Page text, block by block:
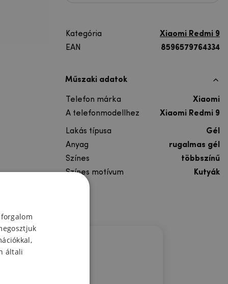
Kategória
Xiaomi Redmi 9
EAN
8596579764334
Műszaki adatok
Telefon márka
Xiaomi
A telefonmodellhez
Xiaomi Redmi 9
Lakás típusa
Gél
Anyag
rugalmas gél
Színes
többszínű
Színes motívum
Kutyák
általi